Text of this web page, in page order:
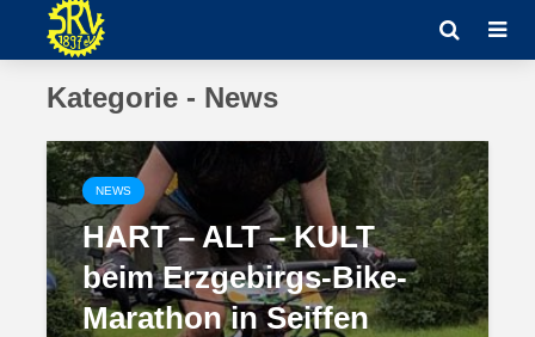
Kategorie - News
NEWS
HART – ALT – KULT
beim Erzgebirgs-Bike-
Marathon in Seiffen